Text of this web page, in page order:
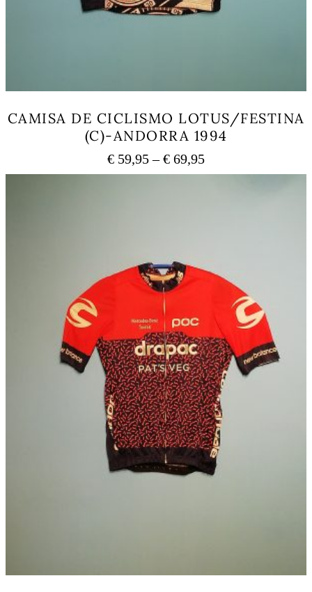
CAMISA DE CICLISMO LOTUS/FESTINA
(C)-ANDORRA 1994
€ 59,95 – € 69,95Price
range:
may
be
chosen
on
the
product
page